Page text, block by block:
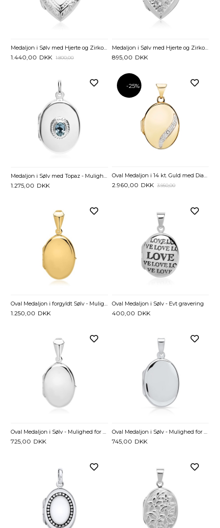
Medaljon i Sølv med Hjerte og Zirkonia - Mulighed for gravering
1.440,00 DKK 1.800,00
Medaljon i Sølv med Hjerte og Zirkonia - Mulighed for gravering
895,00 DKK
1.275,00 DKK
-25%
Oval Medaljon i 14 kt. Guld med Diamant - 0,005 ct.
2.960,00 DKK 3.950,00
Oval Medaljon i forgyldt Sølv - Mulighed for gravering
1.250,00 DKK
Oval Medaljon i Sølv - Evt gravering
400,00 DKK
725,00 DKK 745,00 DKK